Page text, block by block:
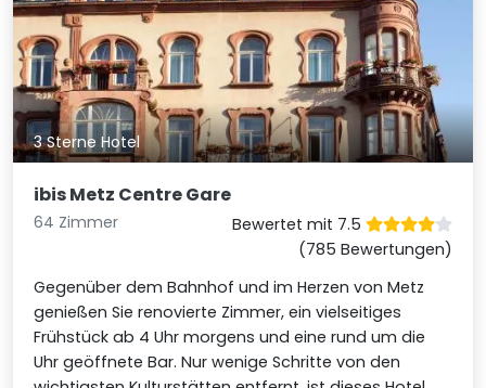
3 Sterne Hotel
ibis Metz Centre Gare
64 Zimmer
Bewertet mit 7.5
(785 Bewertungen)
Gegenüber dem Bahnhof und im Herzen von Metz
genießen Sie renovierte Zimmer, ein vielseitiges
Frühstück ab 4 Uhr morgens und eine rund um die
Uhr geöffnete Bar. Nur wenige Schritte von den